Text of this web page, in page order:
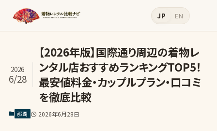
JP EN
【2026年版】国際通り周辺の着物レ
ンタル店おすすめランキングTOP5！
最安値料金・カップルプラン・口コミ
を徹底比較
2026
6/28
那覇 2026年6月28日